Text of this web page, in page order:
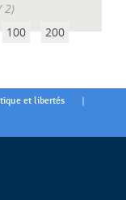
2)
100 200
et libertés |